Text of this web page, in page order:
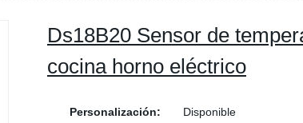
Ds18B20 Sensor de
cocina horno eléctrico
Personalización:
Disponible